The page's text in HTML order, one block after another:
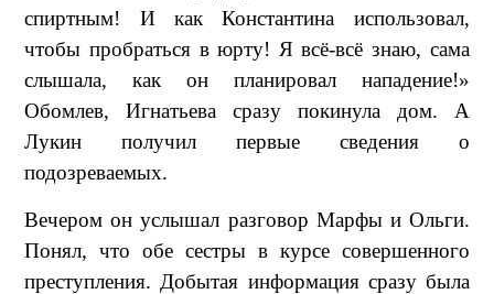
спиртным! И как Константина использовал,
чтобы пробраться в юрту! Я всё-всё знаю, сама
слышала, как он планировал нападение!»
Обомлев, Игнатьева сразу покинула дом. А
Лукин получил первые сведения о
подозреваемых.
Вечером он услышал разговор Марфы и Ольги.
Понял, что обе сестры в курсе совершенного
преступления. Добытая информация сразу была